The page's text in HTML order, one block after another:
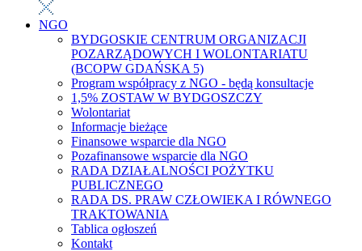
NGO
BYDGOSKIE CENTRUM ORGANIZACJI
POZARZĄDOWYCH I WOLONTARIATU
(BCOPW GDAŃSKA 5)
Program współpracy z NGO - będą konsultacje
1,5% ZOSTAW W BYDGOSZCZY
Wolontariat
Informacje bieżące
Finansowe wsparcie dla NGO
Pozafinansowe wsparcie dla NGO
RADA DZIAŁALNOŚCI POŻYTKU
PUBLICZNEGO
RADA DS. PRAW CZŁOWIEKA I RÓWNEGO
TRAKTOWANIA
Tablica ogłoszeń
Kontakt